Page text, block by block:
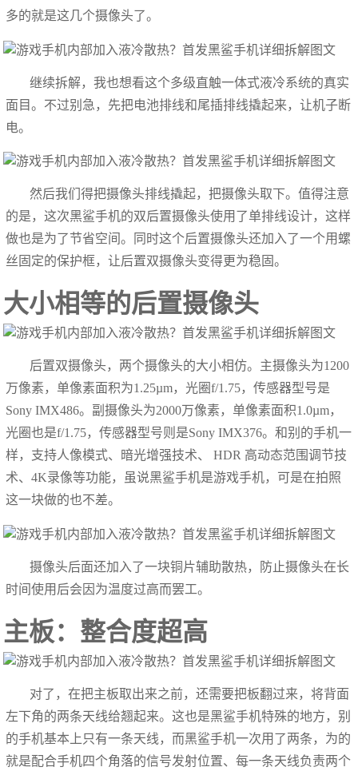
多的就是这几个摄像头了。
继续拆解，我也想看这个多级直触一体式液冷系统的真实
面目。不过别急，先把电池排线和尾插排线撬起来，让机子断
电。
然后我们得把摄像头排线撬起，把摄像头取下。值得注意
的是，这次黑鲨手机的双后置摄像头使用了单排线设计，这样
做也是为了节省空间。同时这个后置摄像头还加入了一个用螺
丝固定的保护框，让后置双摄像头变得更为稳固。
大小相等的后置摄像头
后置双摄像头，两个摄像头的大小相仿。主摄像头为1200
万像素，单像素面积为1.25µm，光圈f/1.75，传感器型号是
Sony IMX486。副摄像头为2000万像素，单像素面积1.0µm，
光圈也是f/1.75，传感器型号则是Sony IMX376。和别的手机一
样，支持人像模式、暗光增强技术、 HDR 高动态范围调节技
术、4K录像等功能，虽说黑鲨手机是游戏手机，可是在拍照
这一块做的也不差。
摄像头后面还加入了一块铜片辅助散热，防止摄像头在长
时间使用后会因为温度过高而罢工。
主板：整合度超高
对了，在把主板取出来之前，还需要把板翻过来，将背面
左下角的两条天线给翘起来。这也是黑鲨手机特殊的地方，别
的手机基本上只有一条天线，而黑鲨手机一次用了两条，为的
就是配合手机四个角落的信号发射位置、每一条天线负责两个